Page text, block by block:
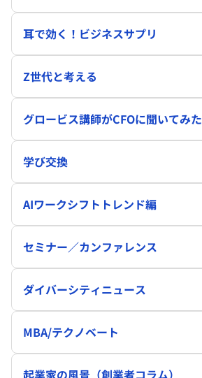
耳で効く！ビジネスサプリ
Z世代と考える
グロービス講師がCFOに聞いてみた
学び交換
AIワークシフトトレンド編
セミナー／カンファレンス
ダイバーシティニュース
MBA/テクノベート
起業家の風景（創業者コラム）